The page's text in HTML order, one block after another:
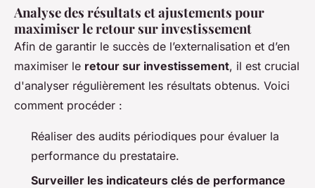
Analyse des résultats et ajustements pour
maximiser le retour sur investissement
Afin de garantir le succès de l’externalisation et d’en
maximiser le retour sur investissement, il est crucial
d'analyser régulièrement les résultats obtenus. Voici
comment procéder :
Réaliser des audits périodiques pour évaluer la
performance du prestataire.
Surveiller les indicateurs clés de performance